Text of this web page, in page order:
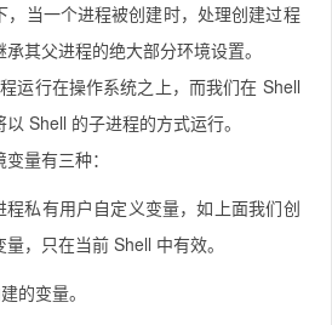
，当一个进程被创建时，处理创建过程
其父进程的绝大部分环境设置。
运行在操作系统之上，而我们在 Shell
Shell 的子进程的方式运行。
量有三种：
程私有用户自定义变量，如上面我们创
，只在当前 Shell 中有效。
的变量。